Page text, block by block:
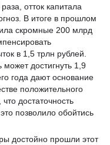
отток капитала
В итоге в прошлом
скромные 200 млрд
в 1,5 трлн рублей.
может достигнуть 1,9
года дают основание
положительного
достаточность
позволило обойтись
достойно прошли этот